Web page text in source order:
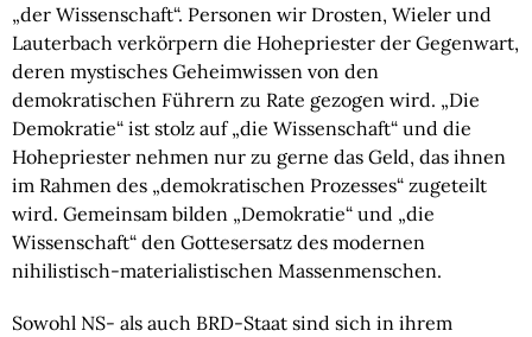
„der Wissenschaft“. Personen wir Drosten, Wieler und
Lauterbach verkörpern die Hohepriester der Gegenwart,
deren mystisches Geheimwissen von den
demokratischen Führern zu Rate gezogen wird. „Die
Demokratie“ ist stolz auf „die Wissenschaft“ und die
Hohepriester nehmen nur zu gerne das Geld, das ihnen
im Rahmen des „demokratischen Prozesses“ zugeteilt
wird. Gemeinsam bilden „Demokratie“ und „die
Wissenschaft“ den Gottesersatz des modernen
nihilistisch-materialistischen Massenmenschen.
Sowohl NS- als auch BRD-Staat sind sich in ihrem